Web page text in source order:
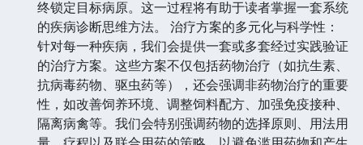
终锁定目标病原。这一过程将有助于读者掌握一套系统
的疾病诊断思维方法。 治疗方案的多元化与科学性：
针对每一种疾病，我们会提供一套或多套经过实践验证
的治疗方案。这些方案不仅包括药物治疗（如抗生素、
抗病毒药物、驱虫药等），还会强调非药物治疗的重要
性，如改善饲养环境、调整饲料配方、加强免疫接种、
隔离病禽等。我们会特别强调药物的选择原则、用法用